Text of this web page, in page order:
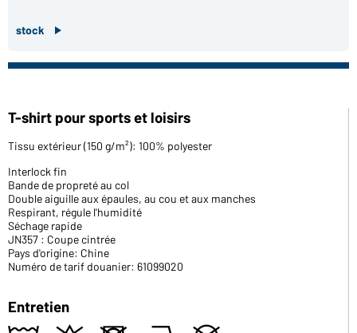
stock
T-shirt pour sports et loisirs
Tissu extérieur (150 g/m²): 100% polyester
Interlock fin
Bande de propreté au col
Double aiguille aux épaules, au cou et aux manches
Respirant, régule l'humidité
Séchage rapide
JN357 : Coupe cintrée
Pays d'origine: Chine
Numéro de tarif douanier: 61099020
Entretien